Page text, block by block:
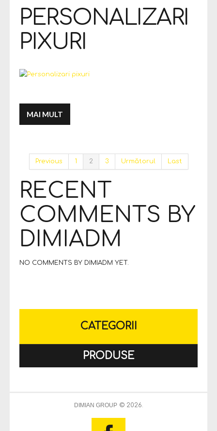
PERSONALIZARI
PIXURI
MAI MULT
Previous 1 2 3 Următorul Last
RECENT
COMMENTS BY
DIMIADM
NO COMMENTS BY DIMIADM YET.
CATEGORII
PRODUSE
DIMIAN GROUP© 2026.